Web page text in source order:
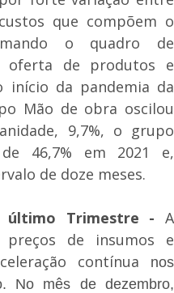
que compõem o
o quadro de
oferta de produtos e
início da pandemia da
Mão de obra oscilou
9,7%, o grupo
46,7% em 2021 e,
de doze meses.
último Trimestre - A
preços de insumos e
contínua
nos
No mês de dezembro,